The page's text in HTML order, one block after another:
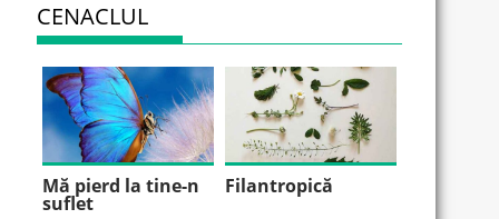
CENACLUL
Mă pierd la tine-n
suflet
Filantropică